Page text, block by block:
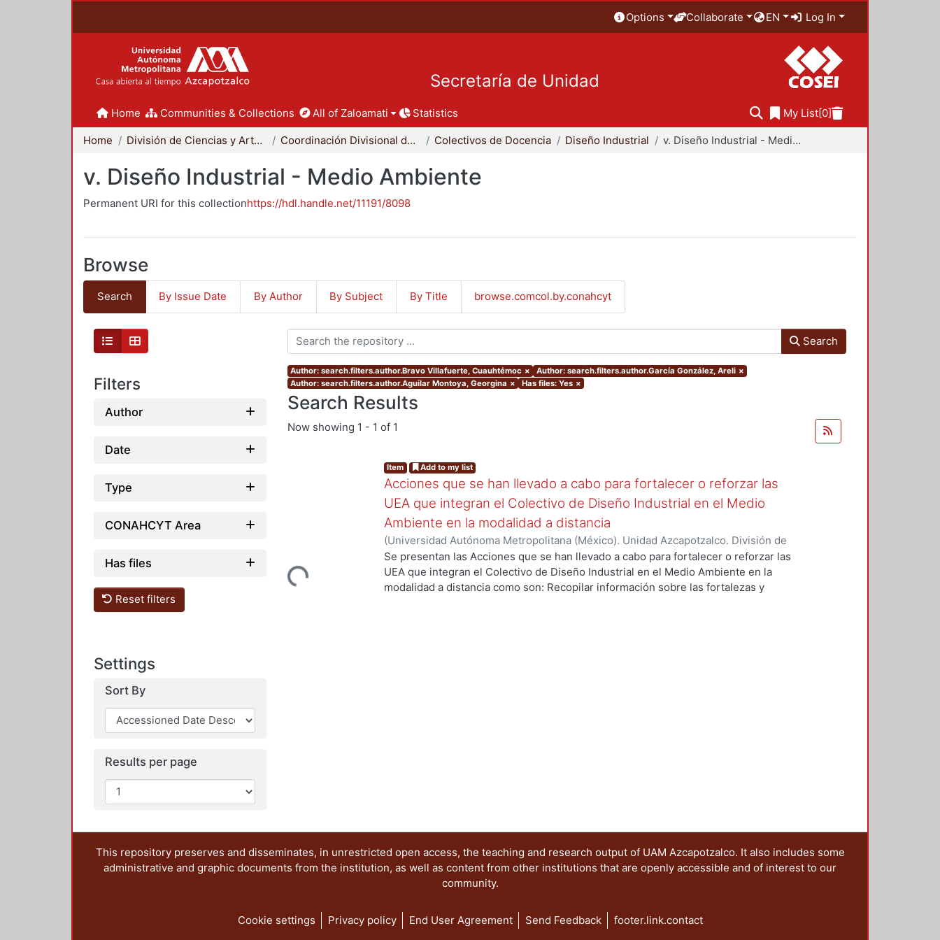
Options Collaborate EN Log In
Secretaría de Unidad
Home Communities & Collections All of Zaloamati Statistics My List[0]
Home División de Ciencias y Artes para el Diseño Coordinación Divisional de Docencia Colectivos de Docencia Diseño Industrial v. Diseño Industrial - Medio Ambiente
v. Diseño Industrial - Medio Ambiente
Permanent URI for this collectionhttps://hdl.handle.net/11191/8098
Browse
Search By Issue Date By Author By Subject By Title browse.comcol.by.conahcyt
Filters
Author
Date
Type
CONAHCYT Area
Has files
Reset filters
Settings
Sort By
Results per page
Search
Author: search.filters.author.Bravo Villafuerte, Cuauhtémoc × Author: search.filters.author.García González, Areli ×
Author: search.filters.author.Aguilar Montoya, Georgina × Has files: Yes ×
Search Results
Now showing 1 - 1 of 1
Loading...
Item Add to my list
Acciones que se han llevado a cabo para fortalecer o reforzar las
UEA que integran el Colectivo de Diseño Industrial en el Medio
Ambiente en la modalidad a distancia
(Universidad Autónoma Metropolitana (México). Unidad Azcapotzalco. División de
Ciencias y Artes para el Diseño. Departamento de Medio Ambiente para el Diseño.
2021-03)Aguilar Montoya, Georgina;Ando Ashijara, Luis Yoshiaki;Fernández
Moreno, Ruth Alicia;García González, Areli ;Jiménez Seade, Haydeé Alejandra
Se presentan las Acciones que se han llevado a cabo para fortalecer o reforzar las
UEA que integran el Colectivo de Diseño Industrial en el Medio Ambiente en la
modalidad a distancia como son: Recopilar información sobre las fortalezas y
This repository preserves and disseminates, in unrestricted open access, the teaching and research output of UAM Azcapotzalco. It also includes some
administrative and graphic documents from the institution, as well as content from other institutions that are openly accessible and of interest to our
community.
Cookie settings Privacy policy End User Agreement Send Feedback footer.link.contact